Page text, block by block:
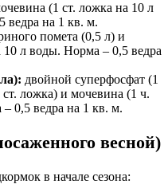
(1 ст. ложка на 10 л
ведра на 1 кв. м.
помета (0,5 л) и
10 л воды. Норма – 0,5 ведра
двойной суперфосфат (1
ст. ложка) и мочевина (1 ч.
0,5 ведра на 1 кв. м.
весной)
в начале сезона: